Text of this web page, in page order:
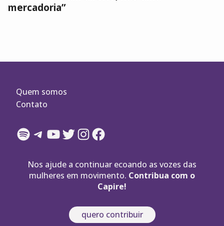
mercadoria”
Quem somos
Contato
Spotify
Telegram
YouTube
Twitter
Instagram
Facebook
Nos ajude a continuar ecoando as vozes das
mulheres em movimento. Contribua com o
Capire!
quero contribuir